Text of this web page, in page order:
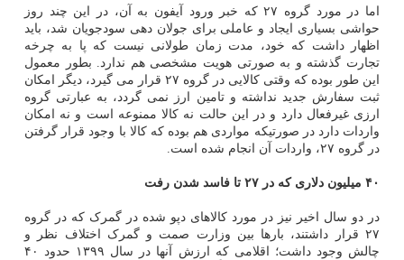
اما در مورد گروه ۲۷ که خبر ورود آیفون به آن، در این چند روز
حواشی بسیاری ایجاد و عاملی برای جولان دهی سودجویان شد، باید
اظهار داشت که خود، مدت زمان طولانی نیست که پا به چرخه
تجارت گذشته و به صورتی هویت مشخصی هم ندارد. بطور معمول
این طور بوده که وقتی کالایی در گروه ۲۷ قرار می گیرد، دیگر امکان
ثبت سفارش جدید نداشته و تامین ارز نمی گردد، به عبارتی گروه
ارزی غیرفعال دارد و در این حالت نه کالا ممنوعه است و نه امکان
واردات دارد در صورتیکه مواردی هم بوده که کالا با وجود قرار گرفتن
در گروه ۲۷، واردات آن انجام شده است.
۴۰ میلیون دلاری که در ۲۷ تا فاسد شدن رفت
در دو سال اخیر نیز در مورد کالاهای دپو شده در گمرک که در گروه
۲۷ قرار داشتند، بارها بین وزارت صمت و گمرک اختلاف نظر و
چالش وجود داشت؛ اقلامی که ارزش آنها در سال ۱۳۹۹ حدود ۴۰